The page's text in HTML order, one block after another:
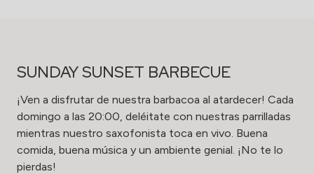
SUNDAY SUNSET BARBECUE
¡Ven a disfrutar de nuestra barbacoa al atardecer! Cada
domingo a las 20:00, deléitate con nuestras parrilladas
mientras nuestro saxofonista toca en vivo. Buena
comida, buena música y un ambiente genial. ¡No te lo
pierdas!